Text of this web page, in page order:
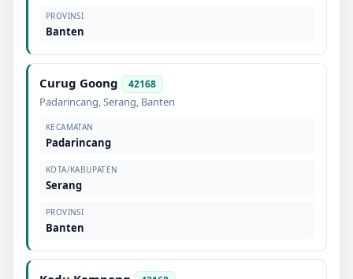
PROVINSI
Banten
Curug Goong 42168
Padarincang,Serang, Banten
KECAMATAN
Padarincang
KOTA/KABUPATEN
Serang
PROVINSI
Banten